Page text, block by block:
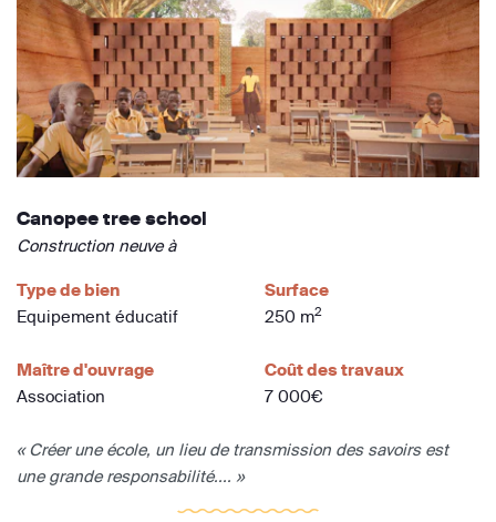
Canopee tree school
Construction neuve à
Type de bien
Equipement éducatif
Surface
250 m2
Maître d'ouvrage
Association
Coût des travaux
7 000€
« Créer une école, un lieu de transmission des savoirs est
une grande responsabilité.... »